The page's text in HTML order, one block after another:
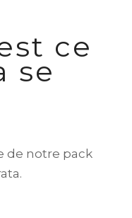
ce
se
de notre pack